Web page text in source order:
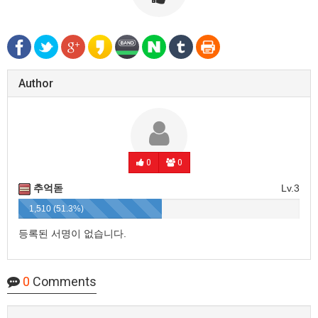
Author
0 0
Lv.3
추억돋
1,510 (51.3%)
등록된 서명이 없습니다.
0 Comments